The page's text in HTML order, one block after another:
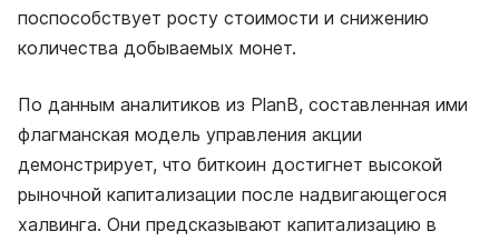
поспособствует росту стоимости и снижению
количества добываемых монет.
По данным аналитиков из PlanB, составленная ими
флагманская модель управления акции
демонстрирует, что биткоин достигнет высокой
рыночной капитализации после надвигающегося
халвинга. Они предсказывают капитализацию в